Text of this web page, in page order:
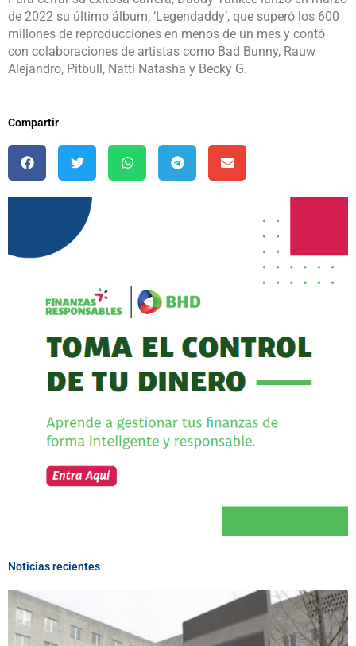
de 2022 su último álbum, ‘Legendaddy’, que superó los 600
millones de reproducciones en menos de un mes y contó
con colaboraciones de artistas como Bad Bunny, Rauw
Alejandro, Pitbull, Natti Natasha y Becky G.
Compartir
Noticias recientes